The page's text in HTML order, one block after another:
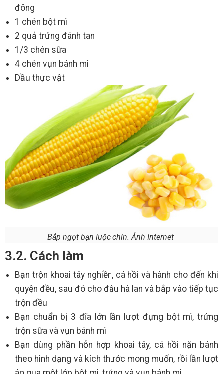
đông
1 chén bột mì
2 quả trứng đánh tan
1/3 chén sữa
4 chén vụn bánh mì
Dầu thực vật
Bắp ngọt bạn luộc chín. Ảnh Internet
3.2. Cách làm
Bạn trộn khoai tây nghiền, cá hồi và hành cho đến khi
quyện đều, sau đó cho đậu hà lan và bắp vào tiếp tục
trộn đều
Bạn chuẩn bị 3 đĩa lớn lần lượt đựng bột mì, trứng
trộn sữa và vụn bánh mì
Bạn dùng phần hỗn hợp khoai tây, cá hồi nặn bánh
theo hình dạng và kích thước mong muốn, rồi lần lượt